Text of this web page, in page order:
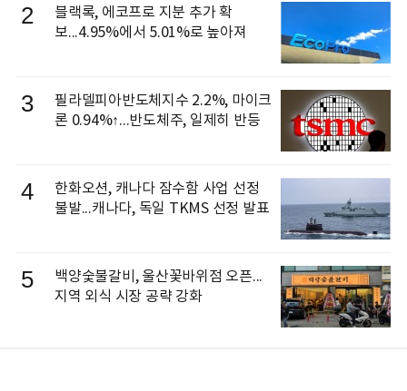
2
블랙록, 에코프로 지분 추가 확
보...4.95%에서 5.01%로 높아져
3
필라델피아반도체지수 2.2%, 마이크
론 0.94%↑...반도체주, 일제히 반등
4
한화오션, 캐나다 잠수함 사업 선정
불발...캐나다, 독일 TKMS 선정 발표
5
백양숯불갈비, 울산꽃바위점 오픈...
지역 외식 시장 공략 강화